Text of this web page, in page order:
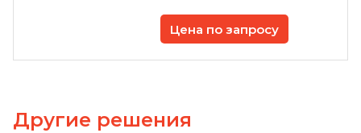
Цена по запросу
Другие решения